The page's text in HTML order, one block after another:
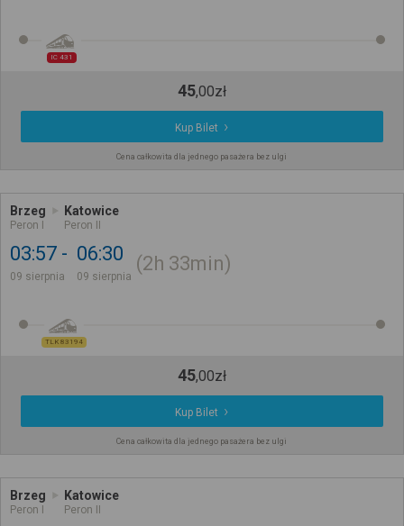
IC 431
45,00zł
Kup Bilet
Cena całkowita dla jednego pasażera bez ulgi
Brzeg
Peron I
Katowice
Peron II
03:57
09 sierpnia
06:30
09 sierpnia
2h 33min
TLK 83194
45,00zł
Kup Bilet
Cena całkowita dla jednego pasażera bez ulgi
Brzeg
Peron I
Katowice
Peron II